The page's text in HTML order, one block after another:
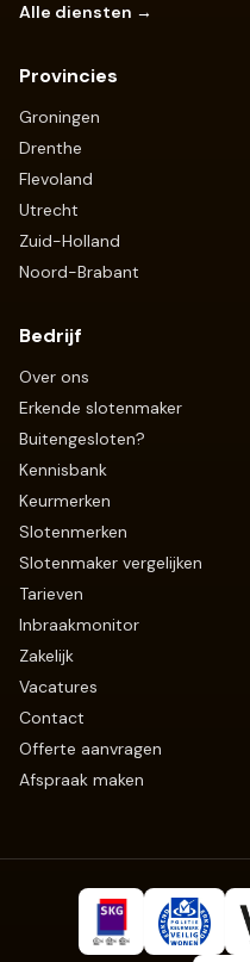
Alle diensten →
Provincies
Groningen
Drenthe
Flevoland
Utrecht
Zuid-Holland
Noord-Brabant
Bedrijf
Over ons
Erkende slotenmaker
Buitengesloten?
Kennisbank
Keurmerken
Slotenmerken
Slotenmaker vergelijken
Tarieven
Inbraakmonitor
Zakelijk
Vacatures
Contact
Offerte aanvragen
Afspraak maken